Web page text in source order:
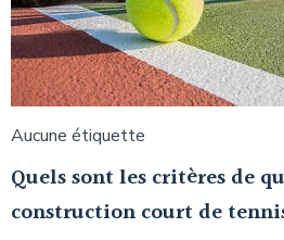
Aucune étiquette
Quels sont les critères de
construction court de